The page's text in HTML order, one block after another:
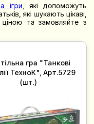
ігри , які допоможуть
які шукають цікаві,
ціною та замовляйте з
гра "Танкові
ТехноК", Арт.5729
(шт.)